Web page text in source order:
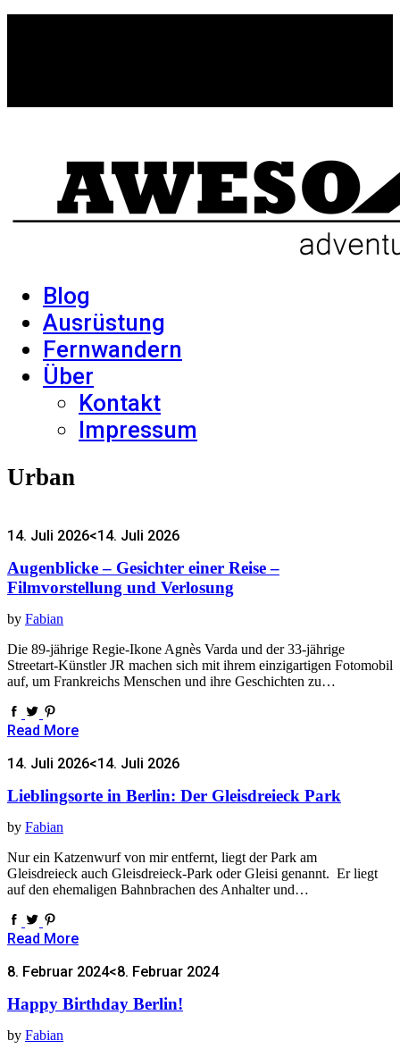
Blog
Ausrüstung
Fernwandern
Über
Kontakt
Impressum
Urban
14. Juli 2026<14. Juli 2026
Augenblicke – Gesichter einer Reise –
Filmvorstellung und Verlosung
by Fabian
Die 89-jährige Regie-Ikone Agnès Varda und der 33-jährige
Streetart-Künstler JR machen sich mit ihrem einzigartigen Fotomobil
auf, um Frankreichs Menschen und ihre Geschichten zu…
Read More
14. Juli 2026<14. Juli 2026
Lieblingsorte in Berlin: Der Gleisdreieck Park
by Fabian
Nur ein Katzenwurf von mir entfernt, liegt der Park am
Gleisdreieck auch Gleisdreieck-Park oder Gleisi genannt. Er liegt
auf den ehemaligen Bahnbrachen des Anhalter und…
Read More
8. Februar 2024<8. Februar 2024
Happy Birthday Berlin!
by Fabian